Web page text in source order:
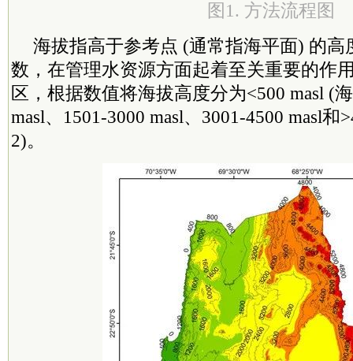
图1. 方法流程图
海拔指高于参考点 (通常指海平面) 的高
数，在管理水资源方面起着至关重要的作
区，根据数值将海拔高度分为<500 masl (
masl、1501-3000 masl、3001-4500 masl和
2)。